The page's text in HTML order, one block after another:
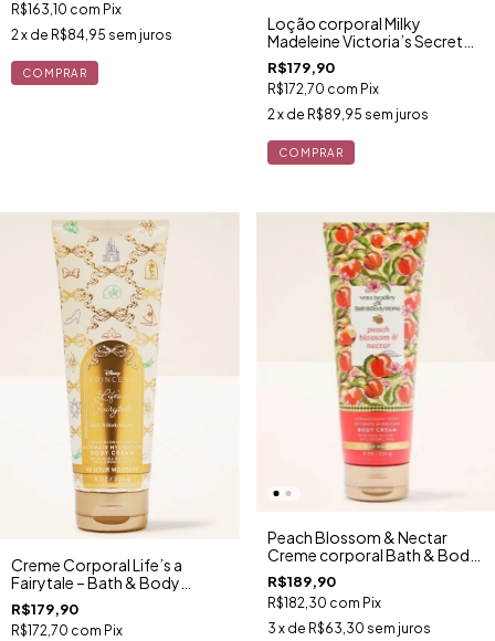
R$163,10 com Pix
2x de R$84,95 sem juros
Loção corporal Milky
Madeleine Victoria’s Secret
236ml
R$179,90
R$172,70 com Pix
2x de R$89,95 sem juros
Creme Corporal Life’s a
Fairytale – Bath & Body
Works 226g
R$179,90
R$172,70 com Pix
Peach Blossom & Nectar
Creme corporal Bath & Body
Works 226g
R$189,90
R$182,30 com Pix
3 x de R$63,30 sem juros